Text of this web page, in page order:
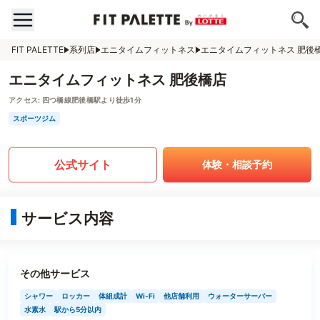
FIT PALETTE 系列店 エニタイムフィットネス エニタイムフィットネス 肥後
エニタイムフィットネス 肥後橋店
アクセス: 四つ橋線肥後橋駅より徒歩1分
スポーツジム
公式サイト 体験・相談予約
サービス内容
その他サービス
シャワー ロッカー 体組成計 Wi-Fi 他店舗利用
ウォーターサーバー
水素水
駅から5分以内